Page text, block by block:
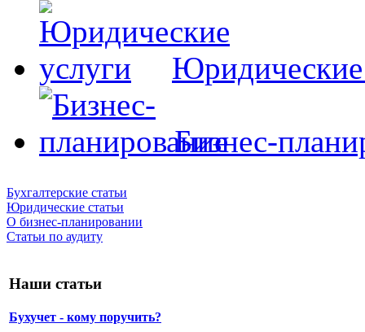
Юридические
Бизнес-
Бухгалтерские статьи
Юридические статьи
О бизнес-планировании
Статьи по аудиту
Наши статьи
Бухучет - кому поручить?